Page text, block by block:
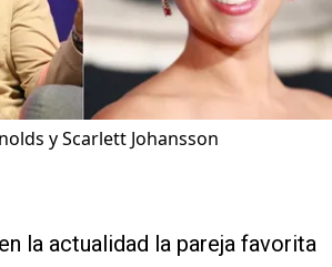
y Scarlett Johansson
la actualidad la pareja favorita